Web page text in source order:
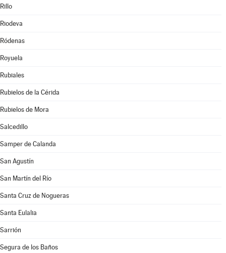
Rillo
Riodeva
Ródenas
Royuela
Rubiales
Rubielos de la Cérida
Rubielos de Mora
Salcedillo
Samper de Calanda
San Agustín
San Martín del Río
Santa Cruz de Nogueras
Santa Eulalia
Sarrión
Segura de los Baños